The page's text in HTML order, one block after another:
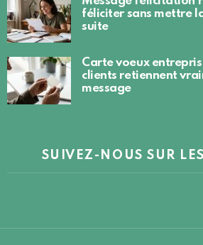
féliciter sans mettre
suite
Carte voeux
clients retiennent
message
SUIVEZ-NOUS SUR